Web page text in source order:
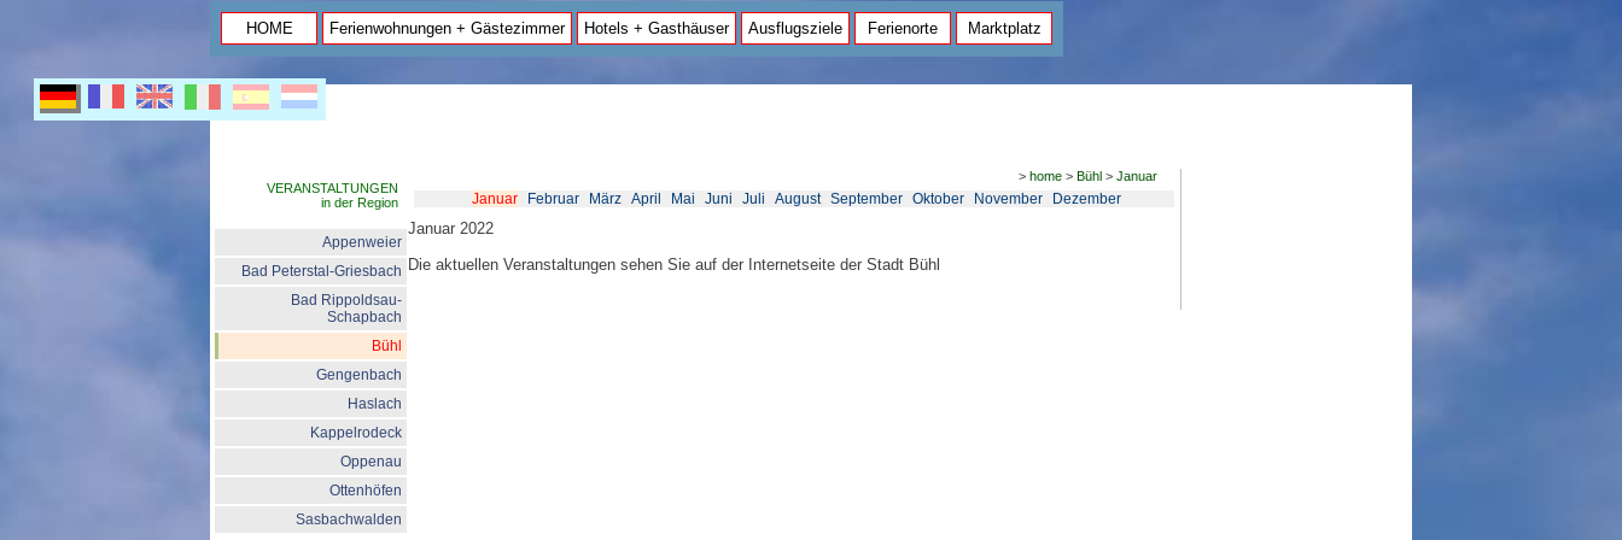
HOME Ferienwohnungen + Gästezimmer Hotels + Gasthäuser Ausflugsziele Ferienorte Marktplatz
VERANSTALTUNGEN
in der Region
Appenweier
Bad Peterstal-Griesbach
Bad Rippoldsau-
Schapbach
Bühl
Gengenbach
Haslach
Kappelrodeck
Oppenau
Ottenhöfen
Sasbachwalden
> home> Bühl> Januar
Januar Februar März April Mai Juni Juli August September Oktober November Dezember
Januar 2022
Die aktuellen Veranstaltungen sehen Sie auf der Internetseite der Stadt Bühl